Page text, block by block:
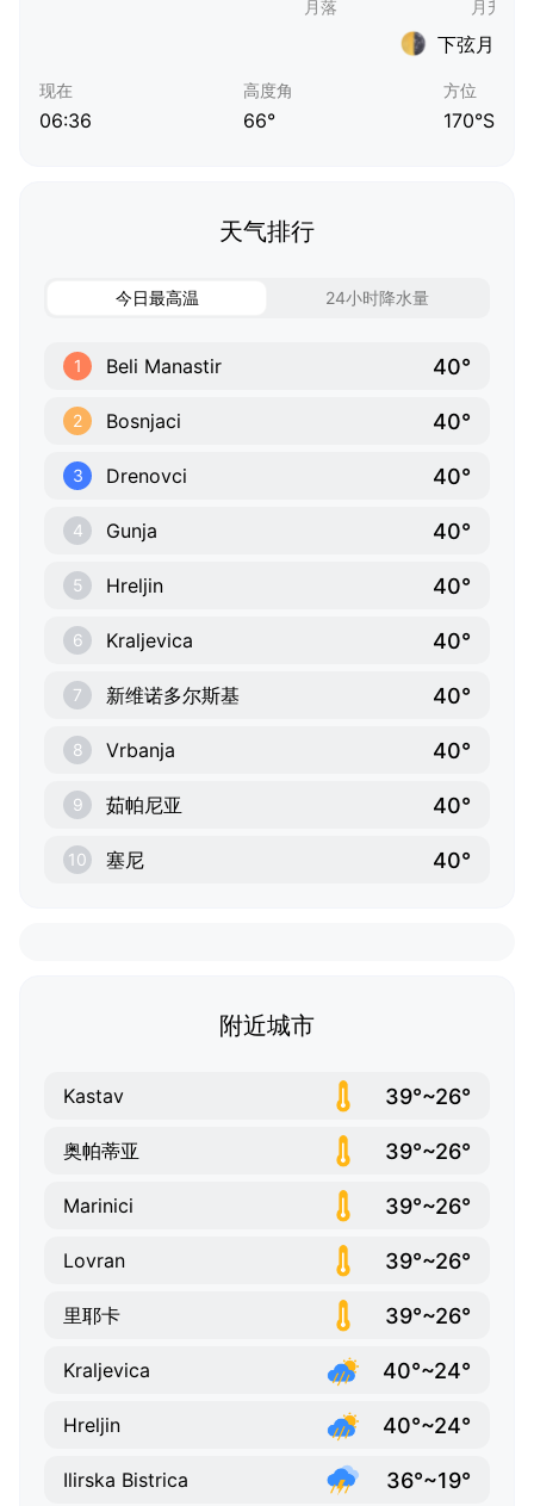
下弦月
现在
06:36
高度角
66°
方位
170°S
天气排行
今日最高温 24小时降水量
1 Beli Manastir 40°
2 Bosnjaci 40°
3 Drenovci 40°
4 Gunja 40°
5 Hreljin 40°
6 Kraljevica 40°
7 新维诺多尔斯基 40°
8 Vrbanja 40°
9 茹帕尼亚 40°
10 塞尼 40°
附近城市
Kastav 39°~26°
奥帕蒂亚 39°~26°
Marinici 39°~26°
Lovran 39°~26°
里耶卡 39°~26°
Kraljevica 40°~24°
Hreljin 40°~24°
Ilirska Bistrica 36°~19°